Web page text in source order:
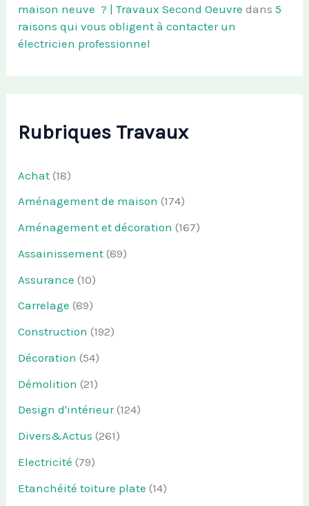
maison neuve ? | Travaux Second Oeuvre dans5
raisons qui vous obligent à contacter un
électricien professionnel
Rubriques Travaux
Achat (18)
Aménagement de maison (174)
Aménagement et décoration (167)
Assainissement (89)
Assurance (10)
Carrelage (89)
Construction (192)
Décoration (54)
Démolition (21)
Design d'intérieur(124)
Divers&Actus (261)
Electricité (79)
Etanchéité toiture plate (14)